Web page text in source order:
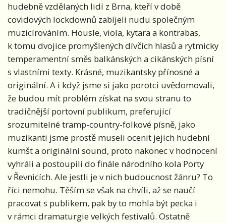
hudebně vzdělaných lidí z Brna, kteří v době
covidových lockdownů zabíjeli nudu společným
muzicírováním. Housle, viola, kytara a kontrabas,
k tomu dvojice promyšlených dívčích hlasů a rytmicky
temperamentní směs balkánských a cikánských písní
s vlastními texty. Krásné, muzikantsky přínosné a
originální. A i když jsme si jako porotci uvědomovali,
že budou mít problém získat na svou stranu to
tradičnější portovní publikum, preferující
srozumitelné tramp-country-folkové písně, jako
muzikanti jsme prostě museli ocenit jejich hudební
kumšt a originální sound, proto nakonec v hodnocení
vyhráli a postoupili do finále národního kola Porty
v Řevnicích. Ale jestli je v nich budoucnost žánru? To
říci nemohu. Těším se však na chvíli, až se naučí
pracovat s publikem, pak by to mohla být pecka i
v rámci dramaturgie velkých festivalů. Ostatně